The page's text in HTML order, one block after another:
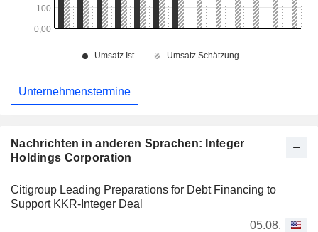
Nachrichten in anderen Sprachen: Integer
Holdings Corporation
Citigroup Leading Preparations for Debt Financing to
Support KKR-Integer Deal
05.08.
Unternehmenstermine